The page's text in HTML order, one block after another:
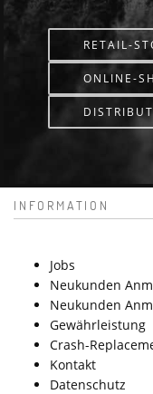
RETAIL-
ONLINE-
INFORMATION
Jobs
Neukunden
Neukunden
Gewährleistung
Crash-
Kontakt
Datenschutz